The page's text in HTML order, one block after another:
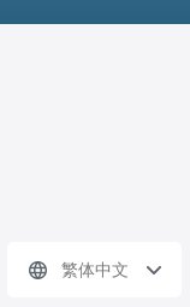
繁体中文